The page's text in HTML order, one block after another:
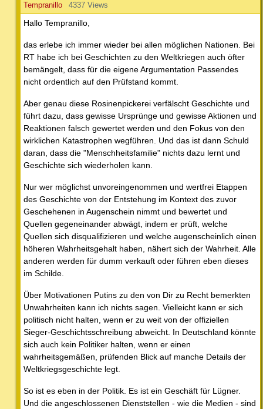
Tempranillo
4337 Views
Hallo Tempranillo,
das erlebe ich immer wieder bei allen möglichen Nationen. Bei
RT habe ich bei Geschichten zu den Weltkriegen auch öfter
bemängelt, dass für die eigene Argumentation Passendes
nicht ordentlich auf den Prüfstand kommt.
Aber genau diese Rosinenpickerei verfälscht Geschichte und
führt dazu, dass gewisse Ursprünge und gewisse Aktionen und
Reaktionen falsch gewertet werden und den Fokus von den
wirklichen Katastrophen wegführen. Und das ist dann Schuld
daran, dass die "Menschheitsfamilie" nichts dazu lernt und
Geschichte sich wiederholen kann.
Nur wer möglichst unvoreingenommen und wertfrei Etappen
des Geschichte von der Entstehung im Kontext des zuvor
Geschehenen in Augenschein nimmt und bewertet und
Quellen gegeneinander abwägt, indem er prüft, welche
Quellen sich disqualifizieren und welche augenscheinlich einen
höheren Wahrheitsgehalt haben, nähert sich der Wahrheit. Alle
anderen werden für dumm verkauft oder führen eben dieses
im Schilde.
Über Motivationen Putins zu den von Dir zu Recht bemerkten
Unwahrheiten kann ich nichts sagen. Vielleicht kann er sich
politisch nicht halten, wenn er zu weit von der offiziellen
Sieger-Geschichtsschreibung abweicht. In Deutschland könnte
sich auch kein Politiker halten, wenn er einen
wahrheitsgemäßen, prüfenden Blick auf manche Details der
Weltkriegsgeschichte legt.
So ist es eben in der Politik. Es ist ein Geschäft für Lügner.
Und die angeschlossenen Dienststellen - wie die Medien - sind